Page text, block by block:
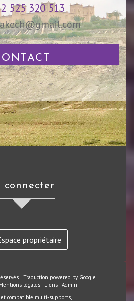
525 320 513
connecter
propriétaire
| Traduction powered by Google
légales- Liens-Admin
compatible multi-supports,